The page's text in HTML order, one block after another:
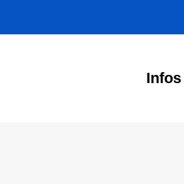
Infos